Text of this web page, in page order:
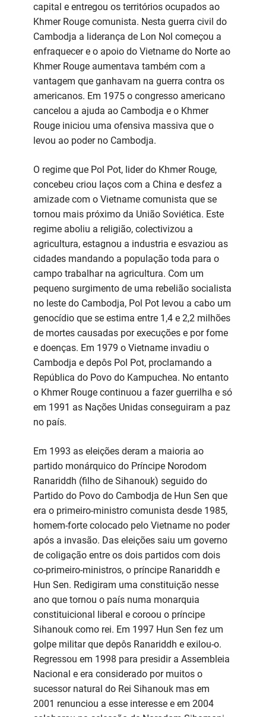
capital e entregou os territórios ocupados ao
Khmer Rouge comunista. Nesta guerra civil do
Cambodja a liderança de Lon Nol começou a
enfraquecer e o apoio do Vietname do Norte ao
Khmer Rouge aumentava também com a
vantagem que ganhavam na guerra contra os
americanos. Em 1975 o congresso americano
cancelou a ajuda ao Cambodja e o Khmer
Rouge iniciou uma ofensiva massiva que o
levou ao poder no Cambodja.
O regime que Pol Pot, lider do Khmer Rouge,
concebeu criou laços com a China e desfez a
amizade com o Vietname comunista que se
tornou mais próximo da União Soviética. Este
regime aboliu a religião, colectivizou a
agricultura, estagnou a industria e esvaziou as
cidades mandando a população toda para o
campo trabalhar na agricultura. Com um
pequeno surgimento de uma rebelião socialista
no leste do Cambodja, Pol Pot levou a cabo um
genocídio que se estima entre 1,4 e 2,2 milhões
de mortes causadas por execuções e por fome
e doenças. Em 1979 o Vietname invadiu o
Cambodja e depôs Pol Pot, proclamando a
República do Povo do Kampuchea. No entanto
o Khmer Rouge continuou a fazer guerrilha e só
em 1991 as Nações Unidas conseguiram a paz
no país.
Em 1993 as eleições deram a maioria ao
partido monárquico do Príncipe Norodom
Ranariddh (filho de Sihanouk) seguido do
Partido do Povo do Cambodja de Hun Sen que
era o primeiro-ministro comunista desde 1985,
homem-forte colocado pelo Vietname no poder
após a invasão. Das eleições saiu um governo
de coligação entre os dois partidos com dois
co-primeiro-ministros, o príncipe Ranariddh e
Hun Sen. Redigiram uma constituição nesse
ano que tornou o país numa monarquia
constituicional liberal e coroou o príncipe
Sihanouk como rei. Em 1997 Hun Sen fez um
golpe militar que depôs Ranariddh e exilou-o.
Regressou em 1998 para presidir a Assembleia
Nacional e era considerado por muitos o
sucessor natural do Rei Sihanouk mas em
2001 renunciou a esse interesse e em 2004